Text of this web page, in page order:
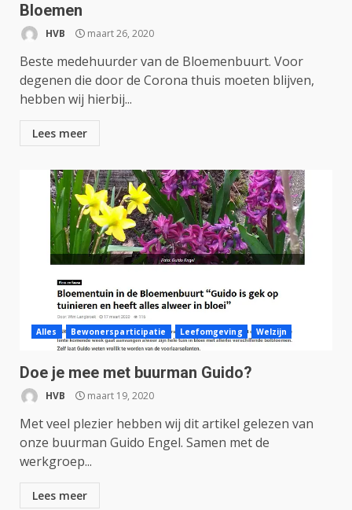
Bloemen
HVB maart 26, 2020
Beste medehuurder van de Bloemenbuurt. Voor
degenen die door de Corona thuis moeten blijven,
hebben wij hierbij...
Lees meer
Alles Bewonersparticipatie Leefomgeving Welzijn
Doe je mee met buurman Guido?
HVB maart 19, 2020
Met veel plezier hebben wij dit artikel gelezen van
onze buurman Guido Engel. Samen met de
werkgroep...
Lees meer